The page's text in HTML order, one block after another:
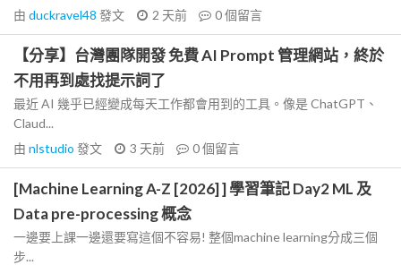
由 duckravel48 發文 2 天前 0個留言
【分享】台灣團隊開發 免費 AI Prompt 管理網站，終於
不用再到處找提示詞了
最近 AI 幾乎已經變成每天工作都會用到的工具。像是 ChatGPT、
Claud...
由 nlstudio 發文 3 天前 0個留言
[Machine Learning A-Z [2026] ] 學習筆記 Day2 ML 及
Data pre-processing 概念
一邊要上課一邊還要寫這個不容易! 整個machine learning分成三個
步...